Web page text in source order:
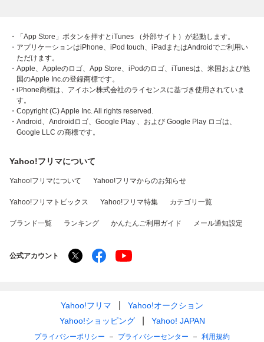
・「App Store」ボタンを押すとiTunes （外部サイト）が起動します。
・アプリケーションはiPhone、iPod touch、iPadまたはAndroidでご利用い
ただけます。
・Apple、Appleのロゴ、App Store、iPodのロゴ、iTunesは、米国および他
国のApple Inc.の登録商標です。
・iPhone商標は、アイホン株式会社のライセンスに基づき使用されていま
す。
・Copyright (C) Apple Inc. All rights reserved.
・Android、Androidロゴ、Google Play 、および Google Play ロゴは、
Google LLC の商標です。
Yahoo!フリマについて
Yahoo!フリマについて Yahoo!フリマからのお知らせ
Yahoo!フリマトピックス Yahoo!フリマ特集 カテゴリ一覧
ブランド一覧 ランキング かんたんご利用ガイド メール通知設定
公式アカウント
Yahoo!フリマ
Yahoo!オークション
Yahoo!ショッピング
Yahoo! JAPAN
プライバシーポリシー プライバシーセンター 利用規約